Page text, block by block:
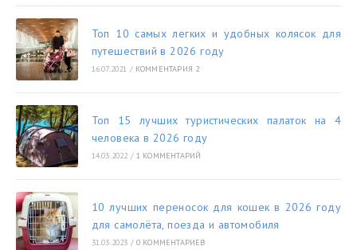
Топ 10 самых легких и удобных колясок для
путешествий в 2026 году
16.07.2021 / КОММЕНТАРИЯ 2
Топ 15 лучших туристических палаток на 4
человека в 2026 году
14.03.2022 / 1 КОММЕНТАРИЙ
10 лучших переносок для кошек в 2026 году
для самолёта, поезда и автомобиля
31.03.2023 / 0 КОММЕНТАРИЕВ